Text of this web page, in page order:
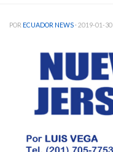
POR ECUADOR NEWS · 2019-01-30